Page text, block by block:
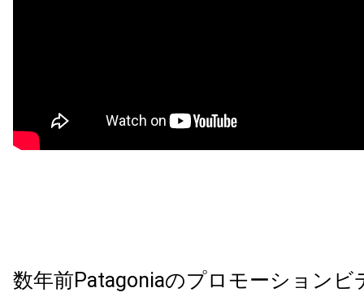
数年前Patagoniaのプロモーションビ